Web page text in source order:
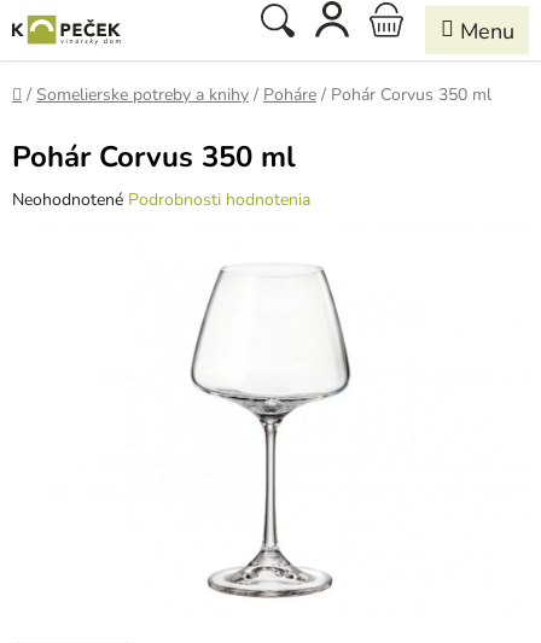
na
obsah
Hľadať
NÁKUPNÝ
KOŠÍK
Domov
/ Somelierske potreby a knihy / Poháre / Pohár Corvus 350 ml
Pohár Corvus 350 ml
Priemerné
Neohodnotené Podrobnosti hodnotenia